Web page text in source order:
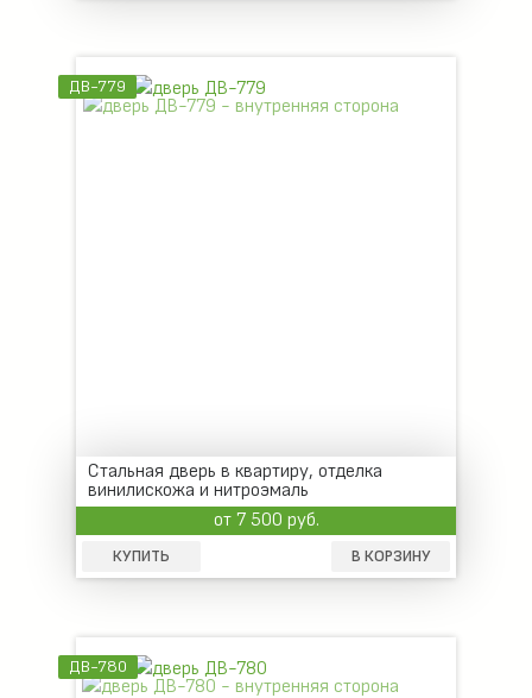
ДВ-779
Стальная дверь в квартиру, отделка
винилискожа и нитроэмаль
от 7 500 руб.
КУПИТЬ В КОРЗИНУ
ДВ-780